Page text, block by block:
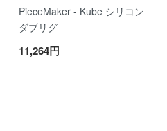
PieceMaker - Kube シリコン
ダブリグ
11,264円